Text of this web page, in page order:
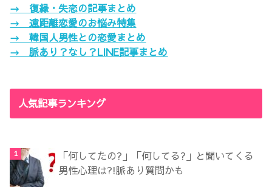
→ 復縁・失恋の記事まとめ
→ 遠距離恋愛のお悩み特集
→ 韓国人男性との恋愛まとめ
→ 脈あり？なし？LINE記事まとめ
人気記事ランキング
「何してたの?」「何してる?」と聞いてくる
男性心理は?!脈あり質問かも